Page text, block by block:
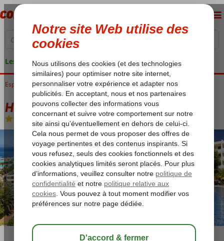
Les garanties de vacances
Espagne Îles Canaries Tenerife Puerto de la Cruz H10 Tenerife Playa
H10 Tenerife Playa
Demi-pension-Hôtel